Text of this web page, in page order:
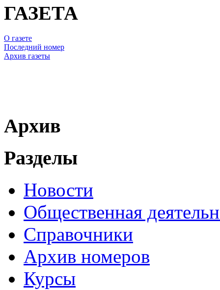
ГАЗЕТА
О газете
Последний номер
Архив газеты
Архив
Разделы
Новости
Общественная
Справочники
Архив номеров
Курсы